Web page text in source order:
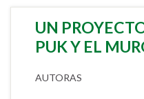
UN
PUK Y EL
AUTORAS